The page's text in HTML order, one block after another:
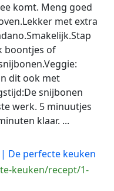
komt. Meng goed
met extra
boontjes of
dit ook met
snijbonen
werk. 5 minuutjes
klaar. ...
De perfecte keuken
keuken/recept/1-